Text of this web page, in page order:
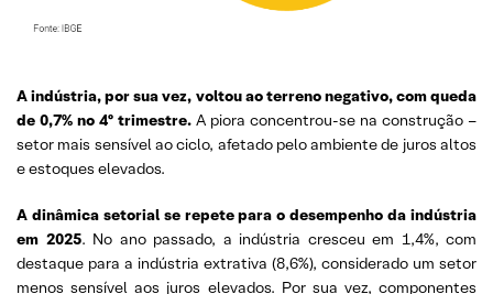
A indústria, por sua vez, voltou ao terreno negativo, com queda
de 0,7% no 4º trimestre. A piora concentrou-se na construção –
setor mais sensível ao ciclo, afetado pelo ambiente de juros altos
e estoques elevados.
A dinâmica setorial se repete para o desempenho da indústria
em 2025. No ano passado, a indústria cresceu em 1,4%, com
destaque para a indústria extrativa (8,6%), considerado um setor
menos sensível aos juros elevados. Por sua vez, componentes